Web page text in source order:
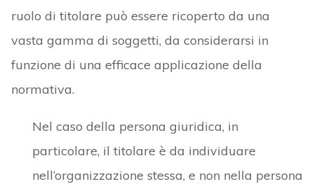
ruolo di titolare può essere ricoperto da una
vasta gamma di soggetti, da considerarsi in
funzione di una efficace applicazione della
normativa.
Nel caso della persona giuridica, in
particolare, il titolare è da individuare
nell’organizzazione stessa, e non nella persona